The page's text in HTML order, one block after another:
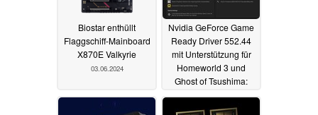
Biostar enthüllt
Flaggschiff-Mainboard
X870E Valkyrie
03.06.2024
Nvidia GeForce Game
Ready Driver 552.44
mit Unterstützung für
Homeworld 3 und
Ghost of Tsushima:
Director's Cut
veröffentlicht10.05.2024